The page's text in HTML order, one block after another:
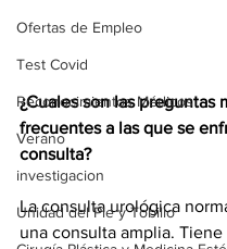
Ofertas de Empleo
Test Covid
Reconocimientos Médicos
Verano
investigacion
Unidad del Pie y Tobillo
¿Cuales son las preguntas
frecuentes a las que se
consulta?
La consulta urológica
una consulta amplia. Tiene